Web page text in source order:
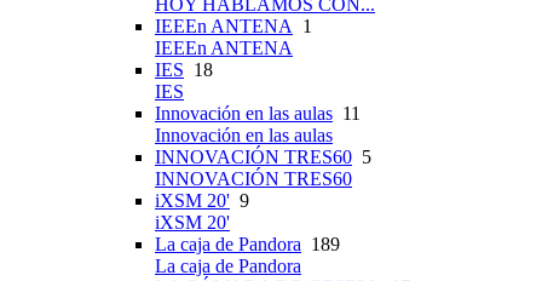
HOY HABLAMOS CON...
IEEEn ANTENA 1
IEEEn ANTENA
IES 18
IES
Innovación en las aulas 11
Innovación en las aulas
INNOVACIÓN TRES60 5
INNOVACIÓN TRES60
iXSM 20' 9
iXSM 20'
La caja de Pandora 189
La caja de Pandora